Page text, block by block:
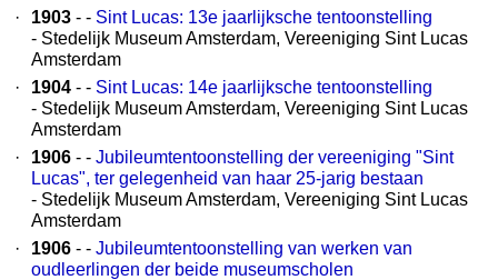
·
1903 - - Sint Lucas: 13e jaarlijksche tentoonstelling
- Stedelijk Museum Amsterdam, Vereeniging Sint Lucas
Amsterdam
·
1904 - - Sint Lucas: 14e jaarlijksche tentoonstelling
- Stedelijk Museum Amsterdam, Vereeniging Sint Lucas
Amsterdam
·
1906 - - Jubileumtentoonstelling der vereeniging "Sint
Lucas", ter gelegenheid van haar 25-jarig bestaan
- Stedelijk Museum Amsterdam, Vereeniging Sint Lucas
Amsterdam
·
1906 - - Jubileumtentoonstelling van werken van
oudleerlingen der beide museumscholen